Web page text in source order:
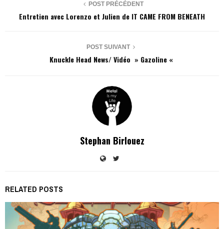
POST PRÉCÉDENT
Entretien avec Lorenzo et Julien de IT CAME FROM BENEATH
POST SUIVANT
Knuckle Head News/ Vidéo » Gazoline «
Stephan Birlouez
RELATED POSTS